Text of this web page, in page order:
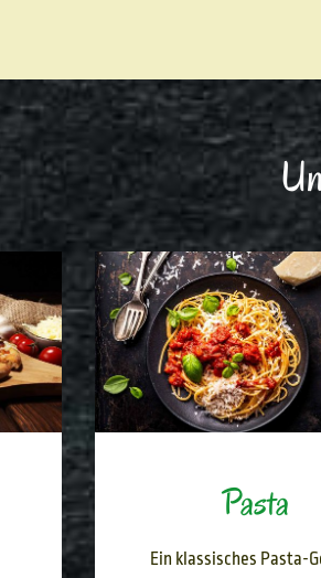
Pasta
Ein klassisches Pasta-